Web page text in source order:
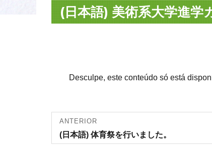
(日本語) 美術系大学進学
Desculpe, este conteúdo só está
Navegação
de artigos
ANTERIOR
Artigo
anterior:
(日本語) 体育祭を行いました。